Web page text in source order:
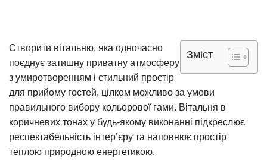
Зміст
Створити вітальню, яка одночасно
поєднує затишну приватну атмосферу
з умиротворенням і стильний простір
для прийому гостей, цілком можливо за умови
правильного вибору кольорової гами. Вітальня в
коричневих тонах у будь-якому виконанні підкреслює
респектабельність інтер’єру та наповнює простір
теплою природною енергетикою.